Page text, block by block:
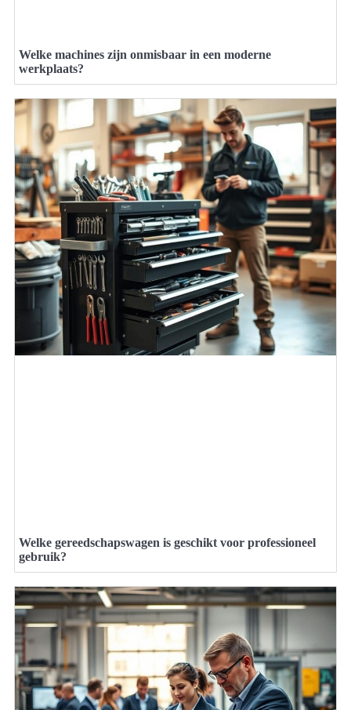
Welke machines zijn onmisbaar in een moderne
werkplaats?
Welke gereedschapswagen is geschikt voor professioneel
gebruik?